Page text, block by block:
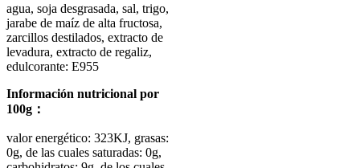
agua, soja desgrasada, sal, trigo,
jarabe de maíz de alta fructosa,
zarcillos destilados, extracto de
levadura, extracto de regaliz,
edulcorante: E955
Información nutricional por
100g：
valor energético: 323KJ, grasas:
0g, de las cuales saturadas: 0g,